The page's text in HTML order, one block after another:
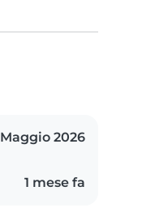
Maggio 2026
1 mese fa